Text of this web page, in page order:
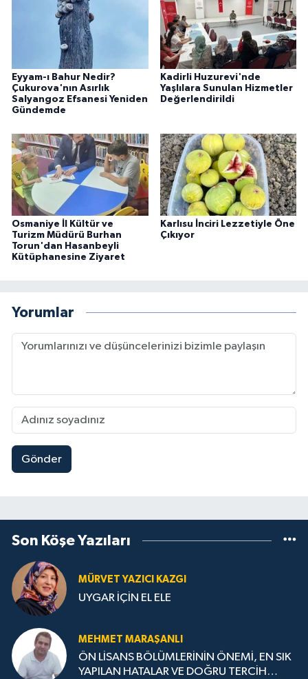
Eyyam-ı Bahur Nedir?
Çukurova'nın Asırlık
Salyangoz Efsanesi Yeniden
Gündemde
Kadirli Huzurevi'nde
Yaşlılara Sunulan Hizmetler
Değerlendirildi
Osmaniye İl Kültür ve
Turizm Müdürü Burhan
Torun'dan Hasanbeyli
Kütüphanesine Ziyaret
Karlısu İnciri Lezzetiyle Öne
Çıkıyor
Yorumlar
Gönder
Son Köşe Yazıları
MÜRVET YAZICI KAZGI
UYGAR İÇİN EL ELE
MEHMET MARAŞANLI
ÖN LİSANS BÖLÜMLERİNİN ÖNEMİ, EN SIK
YAPILAN HATALAR VE DOĞRU TERCİH